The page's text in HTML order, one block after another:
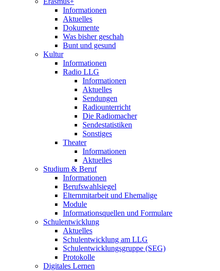
Informationen
Aktuelles
Dokumente
Was bisher geschah
Bunt und gesund
Kultur
Informationen
Radio LLG
Informationen
Aktuelles
Sendungen
Radiounterricht
Die Radiomacher
Sendestatistiken
Sonstiges
Theater
Informationen
Aktuelles
Studium & Beruf
Informationen
Berufswahlsiegel
Elternmitarbeit und Ehemalige
Module
Informationsquellen und Formulare
Schulentwicklung
Aktuelles
Schulentwicklung am LLG
Schulentwicklungsgruppe (SEG)
Protokolle
Digitales Lernen